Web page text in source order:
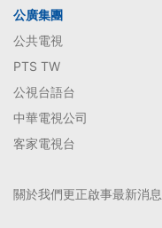
公廣集團
公共電視
PTS TW
公視台語台
中華電視公司
客家電視台
關於我們更正啟事最新消息